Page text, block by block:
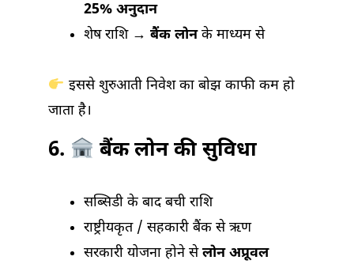
25% अनुदान
शेष राशि → बैंक लोनके माध्यम से
इससे शुरुआती निवेश का बोझ काफी कम हो
जाता है।
6. बैंक लोन की सुविधा
सब्सिडी के बाद बची राशि
राष्ट्रीयकृत / सहकारी बैंक से ऋण
सरकारी योजना होने सेलोन अप्रूवल